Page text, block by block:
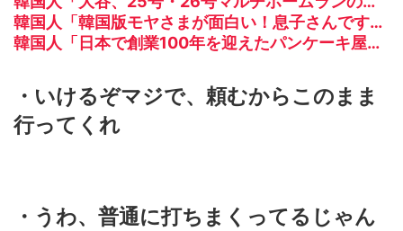
韓国人「韓国版モヤさまが面白い！息子さんですか？えええええっ？？？」
韓国人「日本で創業100年を迎えたパンケーキ屋のクオリティをご覧ください…」→「日本人が好きそう…（ﾌﾞﾙﾌﾞﾙ」＝韓国の反応
・いけるぞマジで、頼むからこのまま
行ってくれ
・うわ、普通に打ちまくってるじゃん